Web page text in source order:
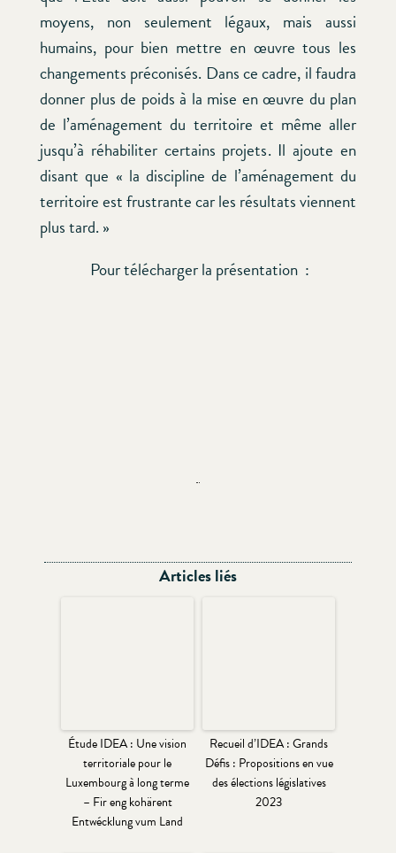
moyens, non seulement légaux, mais aussi
humains, pour bien mettre en œuvre tous les
changements préconisés. Dans ce cadre, il faudra
donner plus de poids à la mise en œuvre du plan
de l’aménagement du territoire et même aller
jusqu’à réhabiliter certains projets. Il ajoute en
disant que « la discipline de l’aménagement du
territoire est frustrante car les résultats viennent
plus tard. »
Pour télécharger la présentation :
Articles liés
Étude IDEA : Une vision
territoriale pour le
Luxembourg à long terme
– Fir eng kohärent
Entwécklung vum Land
Recueil d’IDEA : Grands
Défis : Propositions en vue
des élections législatives
2023